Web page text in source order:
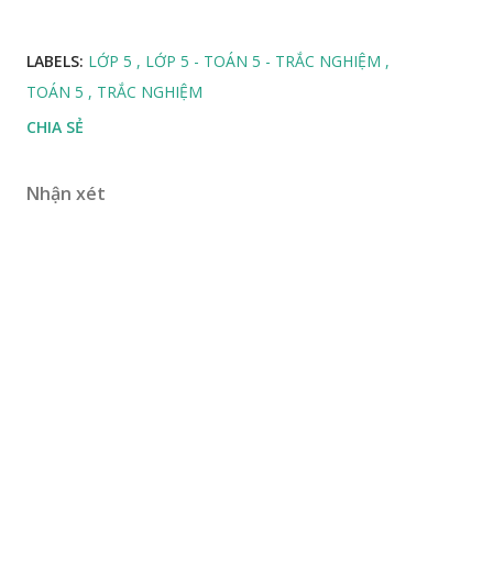
LABELS: LỚP 5
LỚP 5 - TOÁN 5 - TRẮC NGHIỆM
TOÁN 5
TRẮC NGHIỆM
CHIA SẺ
Nhận xét